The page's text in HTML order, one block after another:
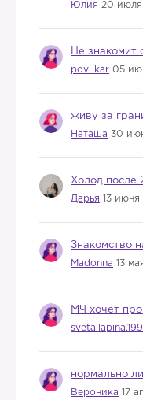
Юлия 20 июля
Не знакомит
pov_kar 05
живу за
Наташа 30
Холод после
Дарья 13
Знакомство
Madonna 13
МЧ хочет
нормально
Вероника 17